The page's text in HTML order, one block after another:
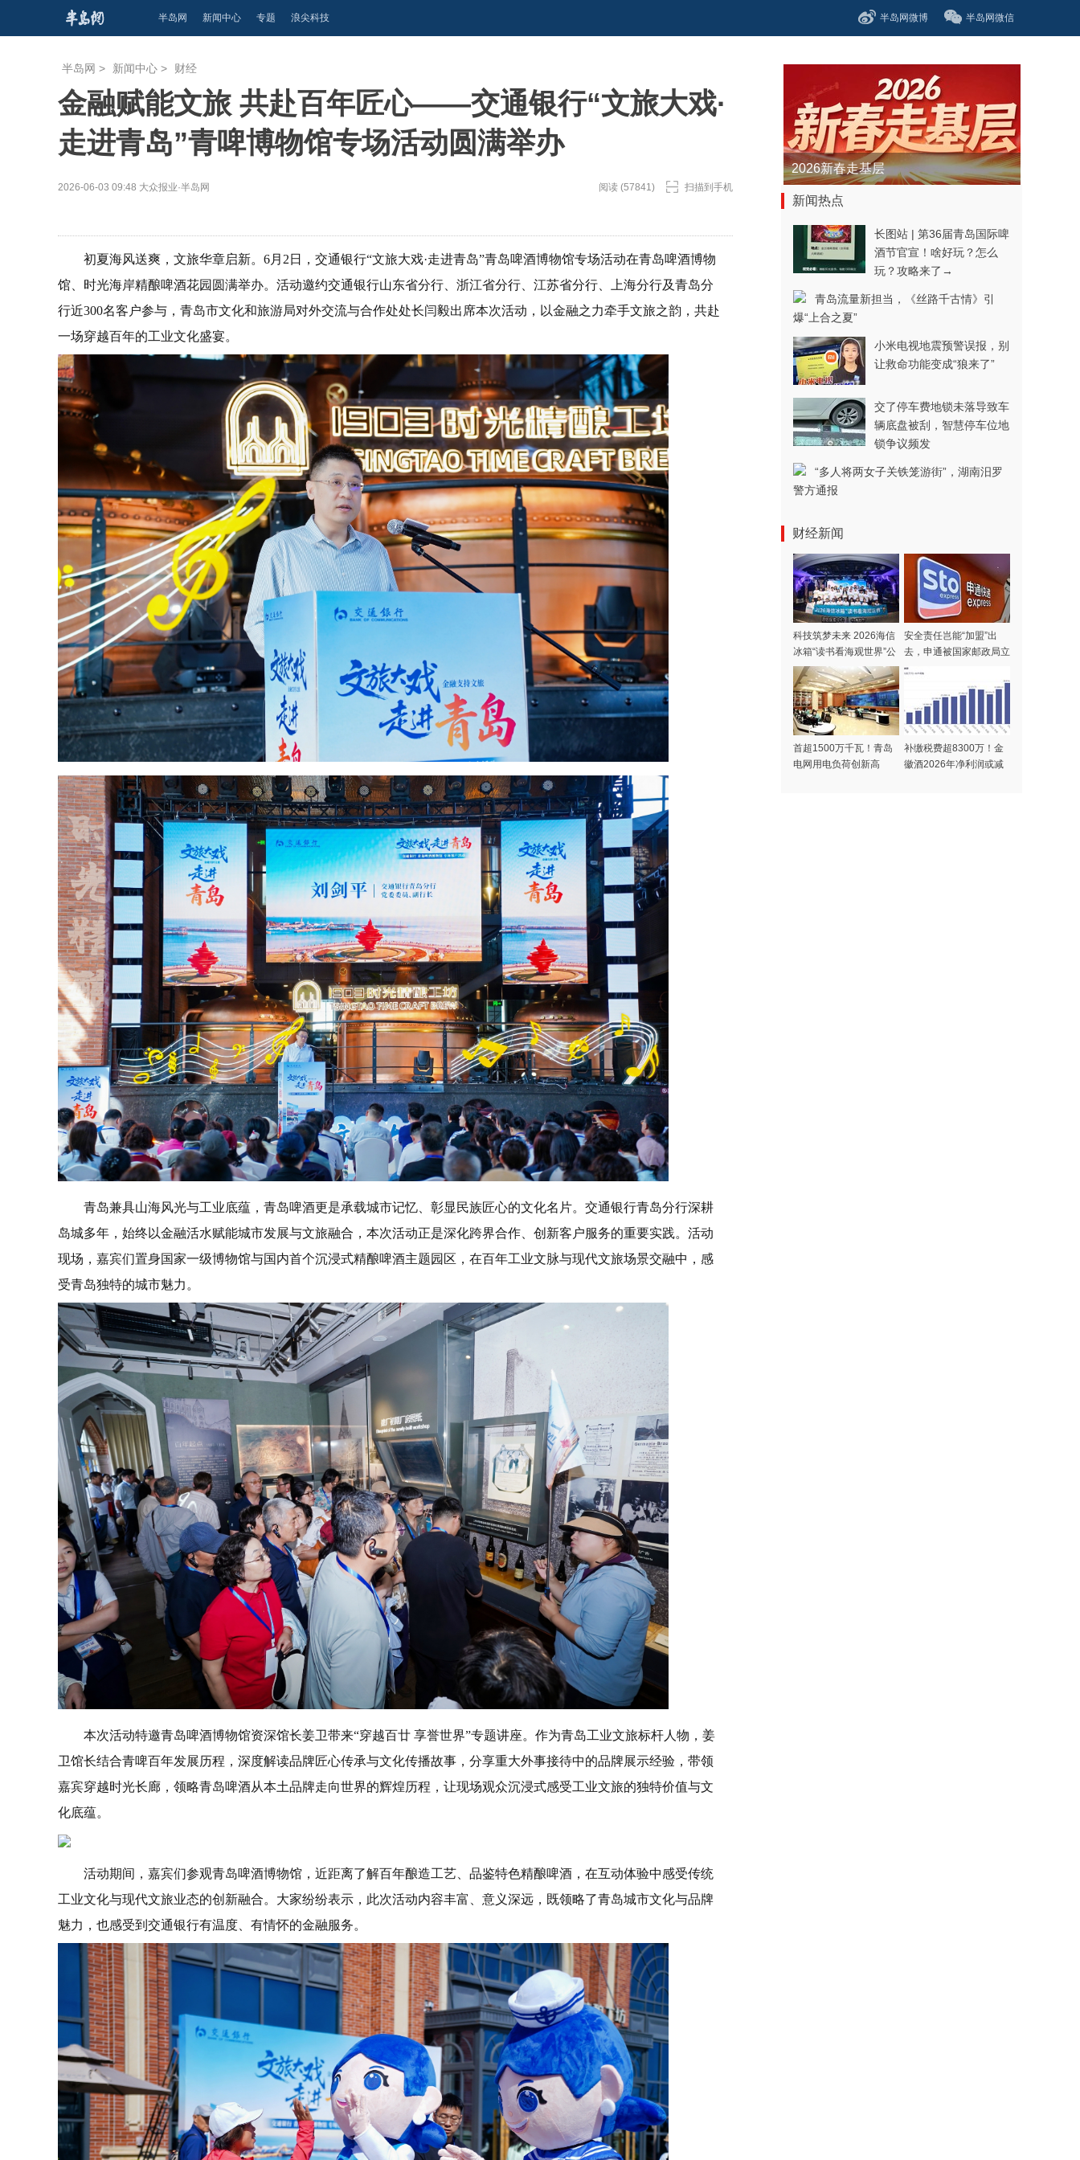
半岛网 新闻中心 专题 浪尖科技 半岛网微博 半岛网微信
半岛网 > 新闻中心 > 财经
金融赋能文旅 共赴百年匠心——交通银行“文旅大戏·
走进青岛”青啤博物馆专场活动圆满举办
2026-06-03 09:48 大众报业·半岛网 阅读 (57841) 扫描到手机
初夏海风送爽，文旅华章启新。6月2日，交通银行“文旅大戏·走进青岛”青岛啤酒博物馆专场活动在青岛啤酒博物
馆、时光海岸精酿啤酒花园圆满举办。活动邀约交通银行山东省分行、浙江省分行、江苏省分行、上海分行及青岛分
行近300名客户参与，青岛市文化和旅游局对外交流与合作处处长闫毅出席本次活动，以金融之力牵手文旅之韵，共赴
一场穿越百年的工业文化盛宴。
青岛兼具山海风光与工业底蕴，青岛啤酒更是承载城市记忆、彰显民族匠心的文化名片。交通银行青岛分行深耕
岛城多年，始终以金融活水赋能城市发展与文旅融合，本次活动正是深化跨界合作、创新客户服务的重要实践。活动
现场，嘉宾们置身国家一级博物馆与国内首个沉浸式精酿啤酒主题园区，在百年工业文脉与现代文旅场景交融中，感
受青岛独特的城市魅力。
本次活动特邀青岛啤酒博物馆资深馆长姜卫带来“穿越百廿 享誉世界”专题讲座。作为青岛工业文旅标杆人物，姜
卫馆长结合青啤百年发展历程，深度解读品牌匠心传承与文化传播故事，分享重大外事接待中的品牌展示经验，带领
嘉宾穿越时光长廊，领略青岛啤酒从本土品牌走向世界的辉煌历程，让现场观众沉浸式感受工业文旅的独特价值与文
化底蕴。
活动期间，嘉宾们参观青岛啤酒博物馆，近距离了解百年酿造工艺、品鉴特色精酿啤酒，在互动体验中感受传统
工业文化与现代文旅业态的创新融合。大家纷纷表示，此次活动内容丰富、意义深远，既领略了青岛城市文化与品牌
魅力，也感受到交通银行有温度、有情怀的金融服务。
2026新春走基层
新闻热点
长图站 | 第36届青岛国际啤
酒节官宣！啥好玩？怎么
玩？攻略来了→
青岛流量新担当，《丝路千古情》引
爆“上合之夏”
小米电视地震预警误报，别
让救命功能变成“狼来了”
交了停车费地锁未落导致车
辆底盘被刮，智慧停车位地
锁争议频发
“多人将两女子关铁笼游街”，湖南汨罗
警方通报
财经新闻
科技筑梦未来 2026海信
冰箱“读书看海观世界”公
益夏令营开营
安全责任岂能“加盟”出
去，申通被国家邮政局立
案调查
首超1500万千瓦！青岛
电网用电负荷创新高
补缴税费超8300万！金
徽酒2026年净利润或减